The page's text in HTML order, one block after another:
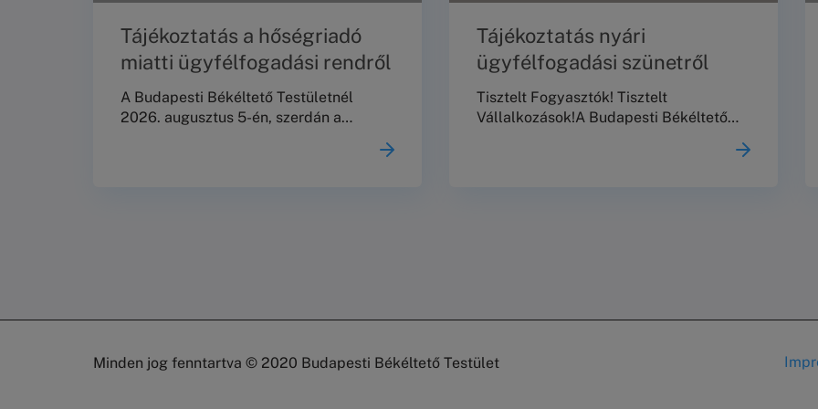
Tájékoztatás a hőségriadó
miatti ügyfélfogadási rendről
A Budapesti Békéltető Testületnél
2026. augusztus 5-én, szerdán a
Tájékoztatás nyári
ügyfélfogadási szünetről
Tisztelt Fogyasztók! Tisztelt
Vállalkozások!A Budapesti Békéltető
Békéltető Testület
Minden jog fenntartva © 2020 Budapesti Békéltető Testület